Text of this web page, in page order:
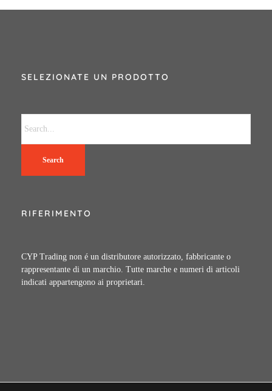
SELEZIONATE UN PRODOTTO
Search
RIFERIMENTO
CYP Trading non é un distributore autorizzato, fabbricante o
rappresentante di un marchio. Tutte marche e numeri di articoli
indicati appartengono ai proprietari.